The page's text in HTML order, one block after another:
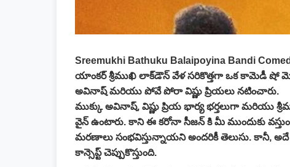
Sreemukhi Bathuku Balaipoyina Bandi
యాంకర్ శ్రీముఖి లాక్‌డౌన్ వేళ సరికొత్తగా ఒక కామెడీ షో
అవినాష్ మరియు పోవే పోరా విష్ణు ప్రియలు నటించారు.
ముక్కు అవినాష్, విష్ణు ప్రియ భార్య భర్తలుగా మరియు
వైన్ ఉంటారు. కాని ఈ కరోనా సీజన్ కి మీ ముందుకు
మరణాలు సంభవిస్తున్నాయని అందరికీ తెలుసు. కానీ,
కాన్సెప్ట్ చెప్పుకొస్తుంది.